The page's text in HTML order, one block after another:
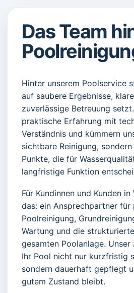
Das Team
Hinter unserem Poolservice
auf saubere Ergebnisse,
zuverlässige Betreuung
praktische Erfahrung mit
Verständnis und kümmern
sichtbare Reinigung,
Punkte, die für
langfristige Funktion
Für Kundinnen und Kunden
das: ein Ansprechpartner für
Poolreinigung,
Wartung und die
gesamten Poolanlage.
Ihr Pool nicht nur kurzfristig
sondern dauerhaft gepflegt
gutem Zustand bleibt.